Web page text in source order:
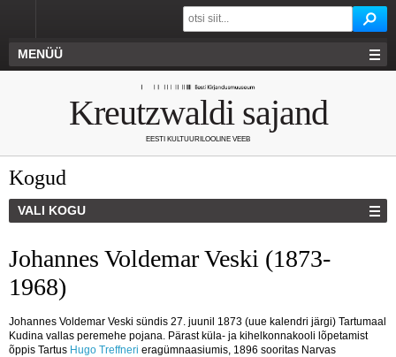
MENÜÜ
Kreutzwaldi sajand
EESTI KULTUURILOOLINE VEEB
Kogud
VALI KOGU
Johannes Voldemar Veski (1873-
1968)
Johannes Voldemar Veski sündis 27. juunil 1873 (uue kalendri järgi) Tartumaal
Kudina vallas peremehe pojana. Pärast küla- ja kihelkonnakooli lõpetamist
õppis Tartus Hugo Treffneri eragümnaasiumis, 1896 sooritas Narvas